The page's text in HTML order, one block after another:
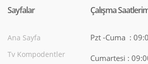
Sayfalar
Ana Sayfa
Tv Kompodentler
Çalışma
Pzt -Cuma :
Cumartesi :